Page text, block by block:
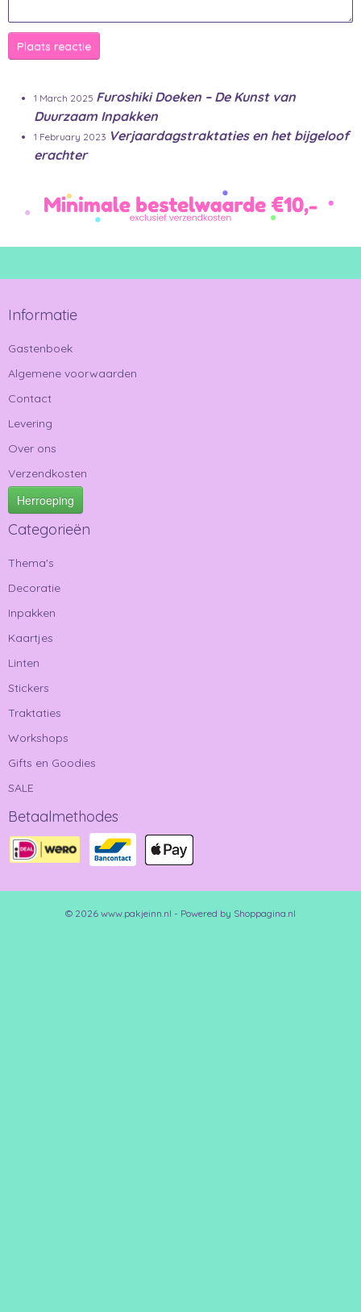
Plaats reactie
1 March 2025 Furoshiki Doeken – De Kunst van
Duurzaam Inpakken
1 February 2023 Verjaardagstraktaties en het bijgeloof
erachter
Informatie
Gastenboek
Algemene voorwaarden
Contact
Levering
Over ons
Verzendkosten
Herroeping
Categorieën
Thema's
Decoratie
Inpakken
Kaartjes
Linten
Stickers
Traktaties
Workshops
Gifts en Goodies
SALE
Betaalmethodes
© 2026 www.pakjeinn.nl - Powered by Shoppagina.nl